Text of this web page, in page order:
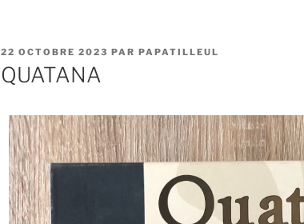
22 OCTOBRE 2023 PAR PAPATILLEUL
QUATANA